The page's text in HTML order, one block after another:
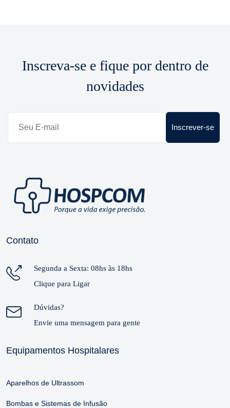
Inscreva-se e fique por dentro de
novidades
Inscrever-se
Contato
Segunda a Sexta: 08hs às 18hs
Clique para Ligar
Dúvidas?
Envie uma mensagem para gente
Equipamentos Hospitalares
Aparelhos de Ultrassom
Bombas e Sistemas de Infusão